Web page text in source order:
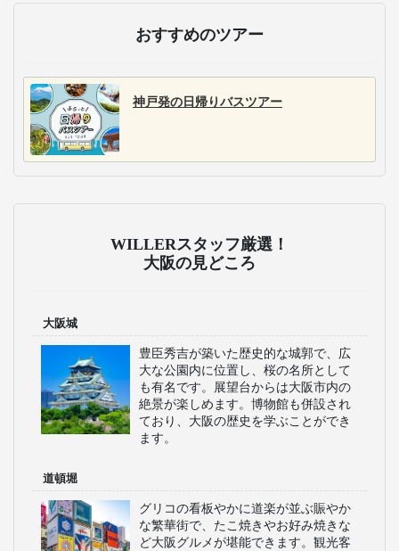
おすすめのツアー
神戸発の日帰りバスツアー
WILLERスタッフ厳選！
大阪の見どころ
大阪城
豊臣秀吉が築いた歴史的な城郭で、広
大な公園内に位置し、桜の名所として
も有名です。展望台からは大阪市内の
絶景が楽しめます。博物館も併設され
ており、大阪の歴史を学ぶことができ
ます。
道頓堀
グリコの看板やかに道楽が並ぶ賑やか
な繁華街で、たこ焼きやお好み焼きな
ど大阪グルメが堪能できます。観光客